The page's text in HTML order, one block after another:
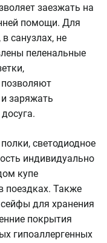
заезжать на
помощи. Для
санузлах, не
пеленальные
заряжать
светодиодное
индивидуально
купе
поездках. Также
для хранения
покрытия
гипоаллергенных